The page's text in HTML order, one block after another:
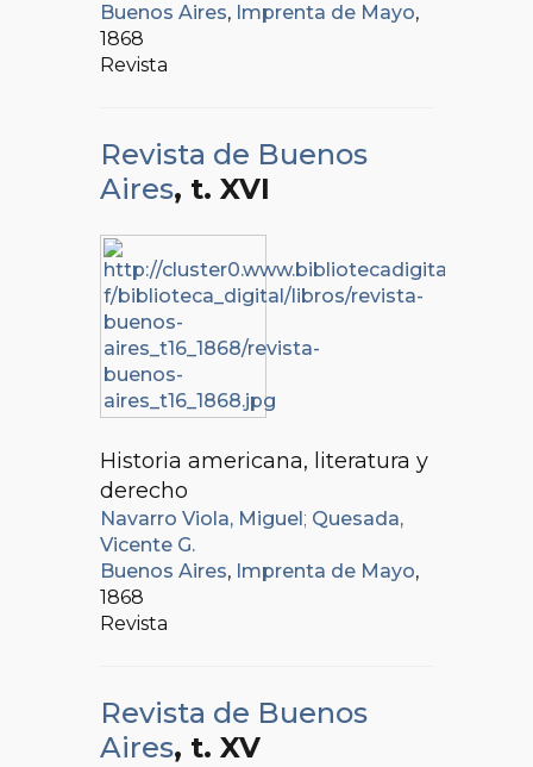
Buenos Aires, Imprenta de Mayo,
1868
Revista
Revista de Buenos
Aires, t. XVI
Historia americana, literatura y
derecho
Navarro Viola, Miguel ; Quesada,
Vicente G.
Buenos Aires, Imprenta de Mayo,
1868
Revista
Revista de Buenos
Aires, t. XV